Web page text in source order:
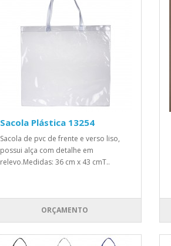
Sacola Plástica 13254
Sacola de pvc de frente e verso liso,
possui alça com detalhe em
relevo.Medidas: 36 cm x 43 cmT..
ORÇAMENTO